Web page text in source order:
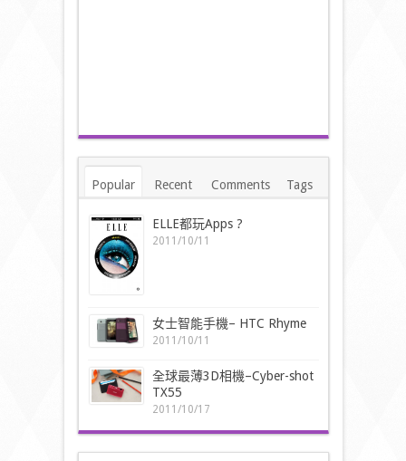
Popular Recent Comments Tags
ELLE都玩Apps ?
2011/10/11
女士智能手機– HTC Rhyme
2011/10/11
全球最薄3D相機–Cyber-shot
TX55
2011/10/17